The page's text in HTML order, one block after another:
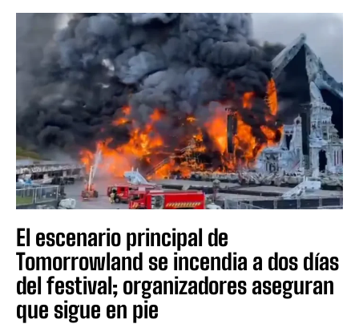
El escenario principal de
Tomorrowland se incendia a dos días
del festival; organizadores aseguran
que sigue en pie